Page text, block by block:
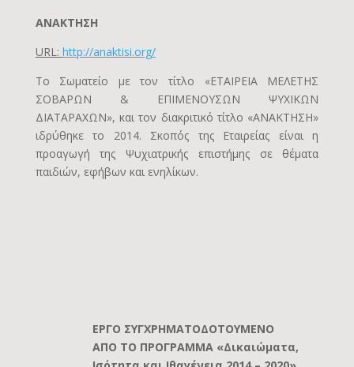
ANAKTΗΣΗ
URL: http://anaktisi.org/
Το Σωματείο με τον τίτλο «ΕΤΑΙΡΕΙΑ ΜΕΛΕΤΗΣ
ΣΟΒΑΡΩΝ & ΕΠΙΜΕΝΟΥΣΩΝ ΨΥΧΙΚΩΝ
ΔΙΑΤΑΡΑΧΩΝ», και τον διακριτικό τίτλο «ΑΝΑΚΤΗΣΗ»
ιδρύθηκε το 2014. Σκοπός της Εταιρείας είναι η
προαγωγή της Ψυχιατρικής επιστήμης σε θέματα
παιδιών, εφήβων και ενηλίκων.
ΕΡΓΟ ΣΥΓΧΡΗΜΑΤΟΔΟΤΟΥΜΕΝΟ
ΑΠΟ ΤΟ ΠΡΟΓΡΑΜΜΑ «Δικαιώματα,